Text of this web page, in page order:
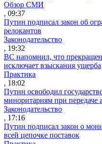
Обзор СМИ
, 09:37
Путин подписал закон об
релокантов
Законодательство
, 19:32
ВС напомнил, что
исключает взыскания ущерба
Практика
, 18:02
Путин освободил
миноритариям при передаче
Законодательство
, 17:16
Путин подписал закон о
всей цепочке поставок